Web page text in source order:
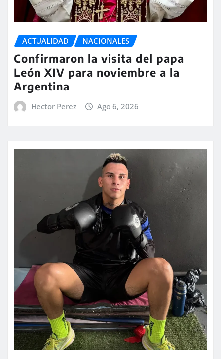
ACTUALIDAD NACIONALES
Confirmaron la visita del papa
León XIV para noviembre a la
Argentina
Hector Perez Ago 6, 2026